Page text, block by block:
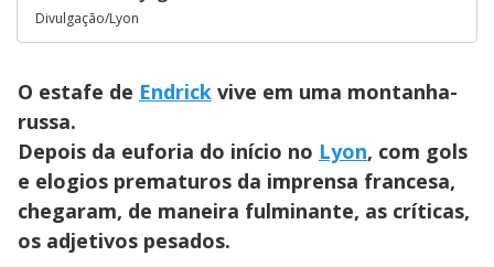
Divulgação/Lyon
O estafe de Endrick vive em uma montanha-
russa.
Depois da euforia do início no Lyon, com gols
e elogios prematuros da imprensa francesa,
chegaram, de maneira fulminante, as críticas,
os adjetivos pesados.